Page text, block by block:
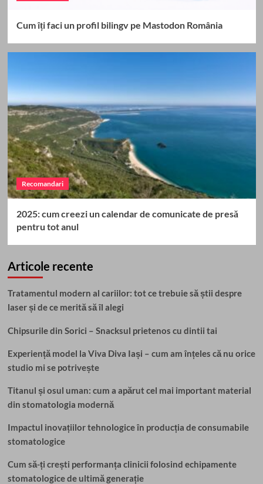
Cum îți faci un profil bilingv pe Mastodon România
Recomandari
2025: cum creezi un calendar de comunicate de presă
pentru tot anul
Articole recente
Tratamentul modern al cariilor: tot ce trebuie să știi despre
laser și de ce merită să îl alegi
Chipsurile din Sorici – Snacksul prietenos cu dintii tai
Experiență model la Viva Diva Iași – cum am înțeles că nu orice
studio mi se potrivește
Titanul și osul uman: cum a apărut cel mai important material
din stomatologia modernă
Impactul inovațiilor tehnologice în producția de consumabile
stomatologice
Cum să-ți crești performanța clinicii folosind echipamente
stomatologice de ultimă generație